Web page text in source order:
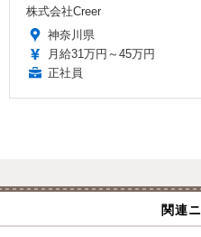
株式会社Creer
神奈川県
月給31万円～45万円
正社員
関連